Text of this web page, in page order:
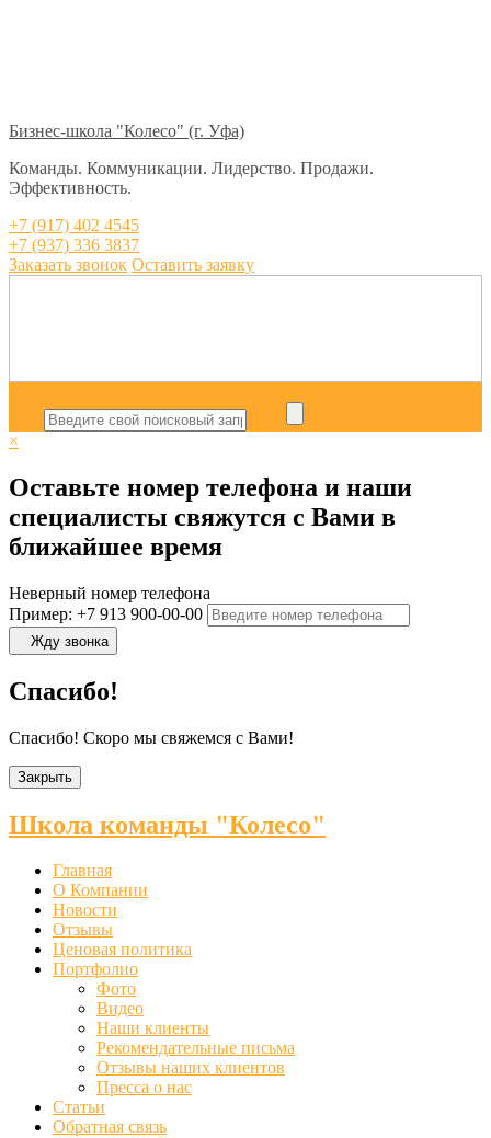
Бизнес-школа "Колесо" (г. Уфа)
Команды. Коммуникации. Лидерство. Продажи.
Эффективность.
+7 (917) 402 4545
+7 (937) 336 3837
Заказать звонок Оставить заявку
×
Оставьте номер телефона и наши
специалисты свяжутся с Вами в
ближайшее время
Неверный номер телефона
Пример: +7 913 900-00-00
Жду звонка
Спасибо!
Спасибо! Скоро мы свяжемся с Вами!
Закрыть
Школа команды "Колесо"
Главная
О Компании
Новости
Отзывы
Ценовая политика
Портфолио
Фото
Видео
Наши клиенты
Рекомендательные письма
Отзывы наших клиентов
Пресса о нас
Статьи
Обратная связь